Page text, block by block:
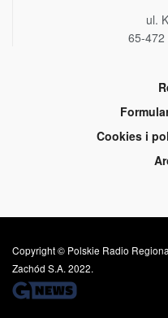
ul.
65-472
Cookies i
Copyright © Polskie Radio
Zachód S.A. 2022.